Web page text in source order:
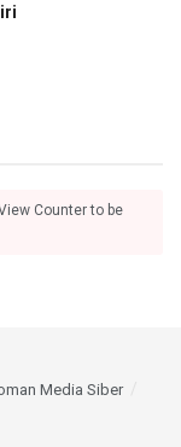
Counter to be
Media Siber